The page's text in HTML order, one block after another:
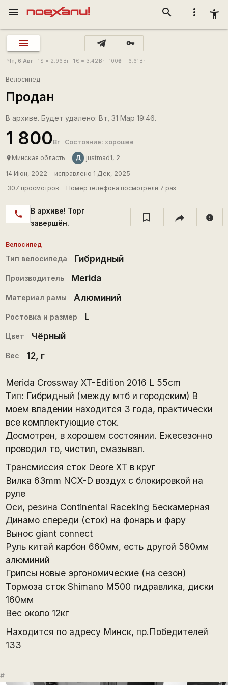
more_vert accessibility_new
search
menu
vpn_key
Чт, 6 Авг 1 $ = 2.96 Br 1€ = 3.42 Br 100₴ = 6.61 Br
Велосипед
Продан
В архиве. Будет удалено: Вт, 31 Мар 19:46.
1 800Br Состояние: хорошее
place Минская область Д justmad1, 2
14 Июн, 2022
исправлено 1 Дек, 2025
307 просмотров
Номер телефона посмотрели 7 раз
call
В архиве! Торг
завершён.
report
Велосипед
Тип велосипеда Гибридный
Производитель Merida
Материал рамы Алюминий
Ростовка и размер L
Цвет Чёрный
Вес 12, г
Merida Crossway XT-Edition 2016 L 55cm
Тип: Гибридный (между мтб и городским) В
моем владении находится 3 года, практически
все комплектующие сток.
Досмотрен, в хорошем состоянии. Ежесезонно
проводил то, чистил, смазывал.
Трансмиссия сток Deore XT в круг
Вилка 63mm NCX-D воздух с блокировкой на
руле
Оси, резина Continental Raceking Бескамерная
Динамо спереди (сток) на фонарь и фару
Вынос giant connect
Руль китай карбон 660мм, есть другой 580мм
алюминий
Грипсы новые эргономические (на сезон)
Тормоза сток Shimano M500 гидравлика, диски
160мм
Вес около 12кг
Находится по адресу Минск, пр.Победителей
133
#